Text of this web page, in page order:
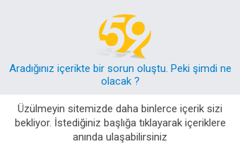
Aradığınız içerikte bir sorun oluştu. Peki şimdi ne
olacak ?
Üzülmeyin sitemizde daha binlerce içerik sizi
bekliyor. İstediğiniz başlığa tıklayarak içeriklere
anında ulaşabilirsiniz